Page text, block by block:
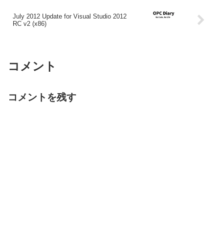
July 2012 Update for Visual Studio 2012
RC v2 (x86)
コメント
コメントを残す